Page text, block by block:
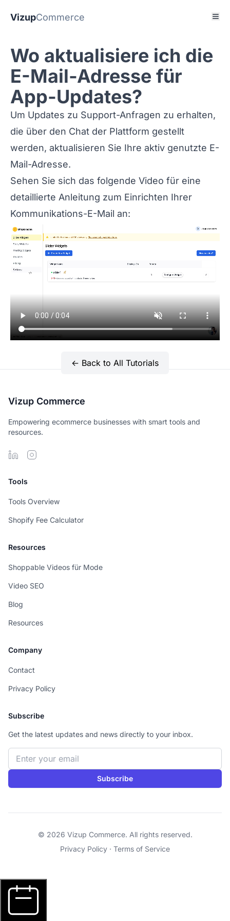
VizupCommerce
Wo aktualisiere ich die
E-Mail-Adresse für
App-Updates?
Um Updates zu Support-Anfragen zu erhalten,
die über den Chat der Plattform gestellt
werden, aktualisieren Sie Ihre aktiv genutzte E-
Mail-Adresse.
Sehen Sie sich das folgende Video für eine
detaillierte Anleitung zum Einrichten Ihrer
Kommunikations-E-Mail an:
← Back to All Tutorials
Vizup Commerce
Empowering ecommerce businesses with smart tools and
resources.
Tools
Tools Overview
Shopify Fee Calculator
Resources
Shoppable Videos für Mode
Video SEO
Blog
Resources
Company
Contact
Privacy Policy
Subscribe
Get the latest updates and news directly to your inbox.
Email address
Subscribe
© 2026 Vizup Commerce. All rights reserved.
Privacy Policy · Terms of Service